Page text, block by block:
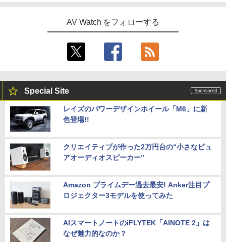
AV Watch をフォローする
Special Site
レイズのパワーデザインホイール「M6」に新
色登場!!
クリエイティブが作った2万円台の“小さなピュ
アオーディオスピーカー”
Amazon プライムデー過去最安! Anker注目プ
ロジェクター3モデルを使ってみた
AIスマートノートのiFLYTEK「AINOTE 2」は
なぜ魅力的なのか？